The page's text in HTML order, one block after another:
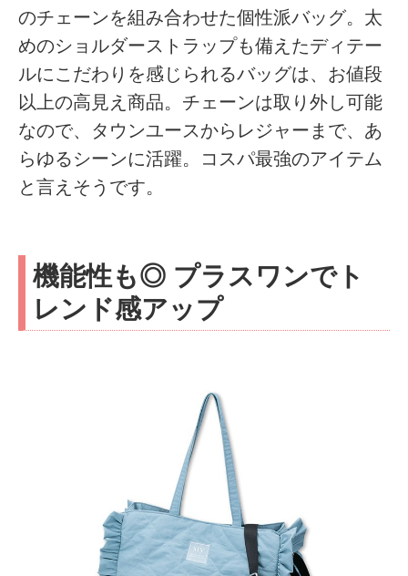
のチェーンを組み合わせた個性派バッグ。太
めのショルダーストラップも備えたディテー
ルにこだわりを感じられるバッグは、お値段
以上の高見え商品。チェーンは取り外し可能
なので、タウンユースからレジャーまで、あ
らゆるシーンに活躍。コスパ最強のアイテム
と言えそうです。
機能性も◎ プラスワンでト
レンド感アップ